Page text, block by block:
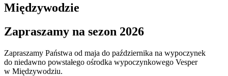
Międzywodzie
Zapraszamy na sezon 2026
Zapraszamy Państwa od maja do października na wypoczynek
do niedawno powstałego ośrodka wypoczynkowego Vesper
w Międzywodziu.